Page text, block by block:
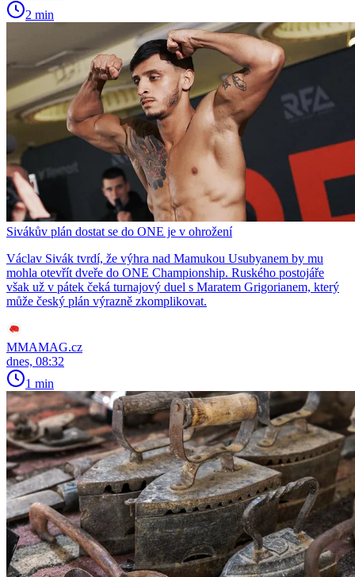
2 min
Sivákův plán dostat se do ONE je v ohrožení
Václav Sivák tvrdí, že výhra nad Mamukou Usubyanem by mu
mohla otevřít dveře do ONE Championship. Ruského postojáře
však už v pátek čeká turnajový duel s Maratem Grigorianem, který
může český plán výrazně zkomplikovat.
MMAMAG.cz
dnes, 08:32
1 min